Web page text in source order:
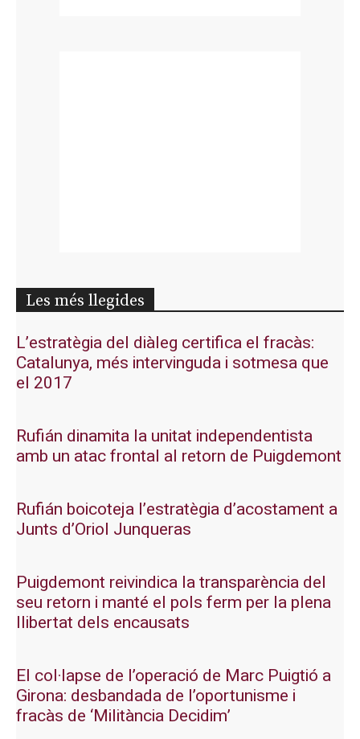
Les més llegides
L’estratègia del diàleg certifica el fracàs:
Catalunya, més intervinguda i sotmesa que
el 2017
Rufián dinamita la unitat independentista
amb un atac frontal al retorn de Puigdemont
Rufián boicoteja l’estratègia d’acostament a
Junts d’Oriol Junqueras
Puigdemont reivindica la transparència del
seu retorn i manté el pols ferm per la plena
llibertat dels encausats
El col·lapse de l’operació de Marc Puigtió a
Girona: desbandada de l’oportunisme i
fracàs de ‘Militància Decidim’